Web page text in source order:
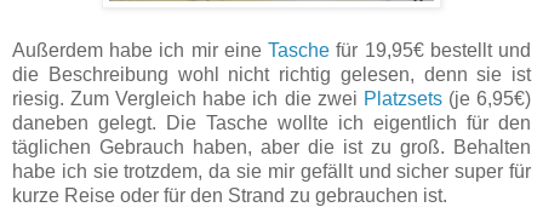
Außerdem habe ich mir eineTasche für 19,95€ bestellt und
die Beschreibung wohl nicht richtig gelesen, denn sie ist
riesig. Zum Vergleich habe ich die zwei Platzsets(je 6,95€)
daneben gelegt. Die Tasche wollte ich eigentlich für den
täglichen Gebrauch haben, aber die ist zu groß. Behalten
habe ich sie trotzdem, da sie mir gefällt und sicher super für
kurze Reise oder für den Strand zu gebrauchen ist.